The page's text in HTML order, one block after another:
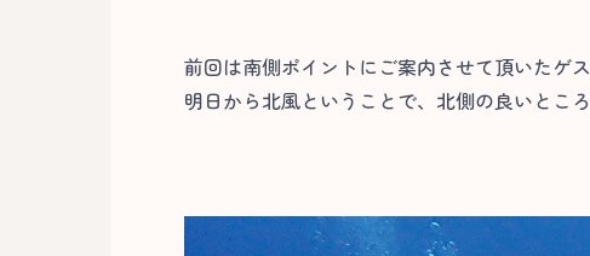
前回は南側ポイントにご案内させて頂いたゲ
明日から北風ということで、北側の良いとこ